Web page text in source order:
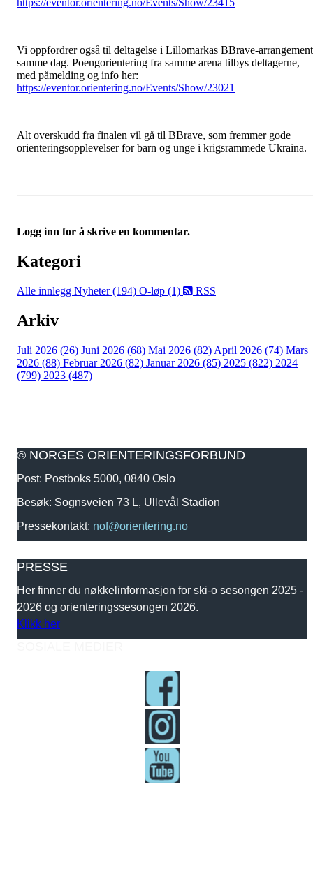
https://eventor.orientering.no/Events/Show/23415
Vi oppfordrer også til deltagelse i Lillomarkas BBrave-arrangement
samme dag. Poengorientering fra samme arena tilbys deltagerne,
med påmelding og info her:
https://eventor.orientering.no/Events/Show/23021
Alt overskudd fra finalen vil gå til BBrave, som fremmer gode
orienteringsopplevelser for barn og unge i krigsrammede Ukraina.
Logg inn for å skrive en kommentar.
Kategori
Alle innlegg Nyheter (194) O-løp (1) RSS
Arkiv
Juli 2026 (26) Juni 2026 (68) Mai 2026 (82) April 2026 (74) Mars
2026 (88) Februar 2026 (82) Januar 2026 (85) 2025 (822) 2024
(799) 2023 (487)
© NORGES ORIENTERINGSFORBUND
Post: Postboks 5000, 0840 Oslo
Besøk: Sognsveien 73 L, Ullevål Stadion
Pressekontakt: nof@orientering.no
PRESSE
Her finner du nøkkelinformasjon for ski-o sesongen 2025 -
2026 og orienteringssesongen 2026.
Klikk her